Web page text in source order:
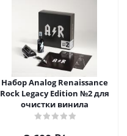
Набор Analog Renaissance
Rock Legacy Edition №2 для
очистки винила